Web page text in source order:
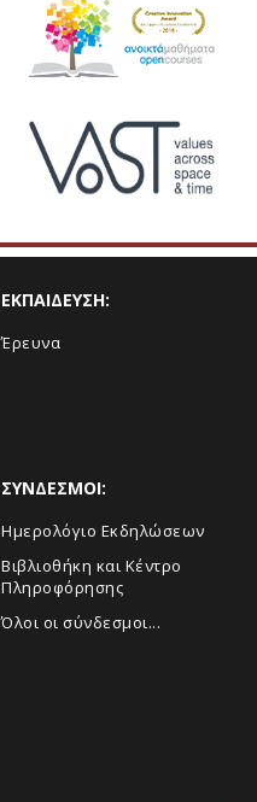
ΕΚΠΑΙΔΕΥΣΗ:
Έρευνα
ΣΥΝΔΕΣΜΟΙ:
Ημερολόγιο Εκδηλώσεων
Βιβλιοθήκη και Κέντρο
Πληροφόρησης
Όλοι οι σύνδεσμοι...